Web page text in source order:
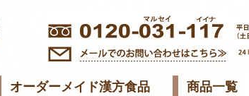
オーダーメイド漢方食品 商品一覧